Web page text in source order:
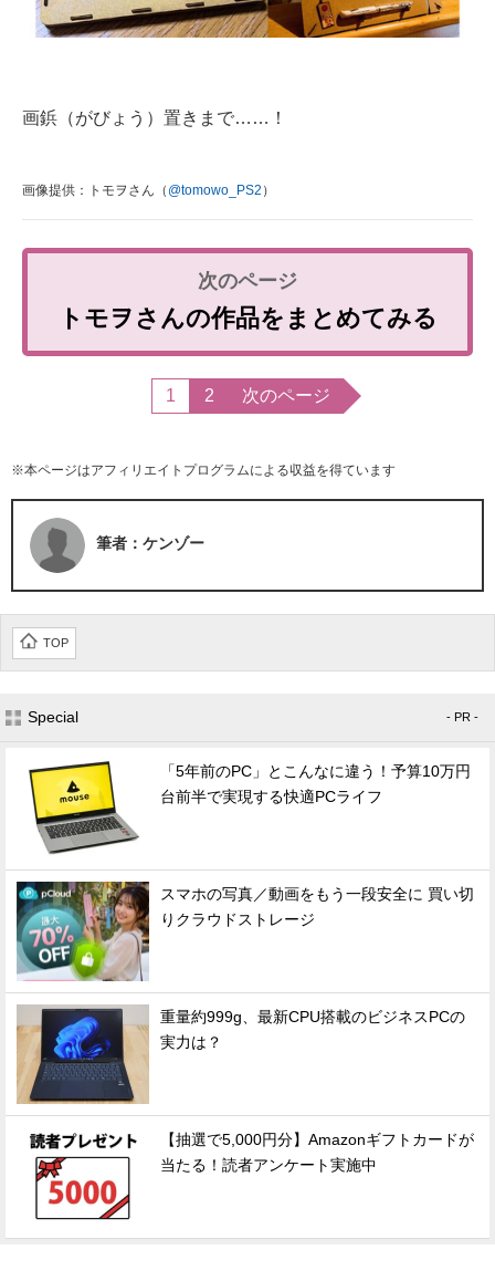
画鋲（がびょう）置きまで……！
画像提供：トモヲさん（ @tomowo_PS2 ）
トモヲさんの作品をまとめてみる
1 2 次のページ
※本ページはアフィリエイトプログラムによる収益を得ています
筆者：ケンゾー
TOP
Special - PR -
「5年前のPC」とこんなに違う！予算10万円
台前半で実現する快適PCライフ
スマホの写真／動画をもう一段安全に 買い切
りクラウドストレージ
重量約999g、最新CPU搭載のビジネスPCの
実力は？
【抽選で5,000円分】Amazonギフトカードが
当たる！読者アンケート実施中